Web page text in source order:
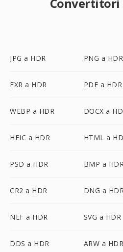
JPG a HDR PNG a HDR
EXR a HDR PDF a HDR
WEBP a HDR DOCX a
HEIC a HDR HTML a
PSD a HDR BMP a
CR2 a HDR DNG a
NEF a HDR SVG a HDR
DDS a HDR ARW a HDR